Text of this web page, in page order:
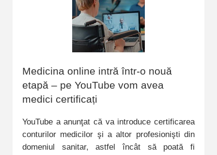
Medicina online intră într-o nouă
etapă – pe YouTube vom avea
medici certificați
YouTube a anunţat că va introduce certificarea
conturilor medicilor şi a altor profesionişti din
domeniul sanitar, astfel încât să poată fi